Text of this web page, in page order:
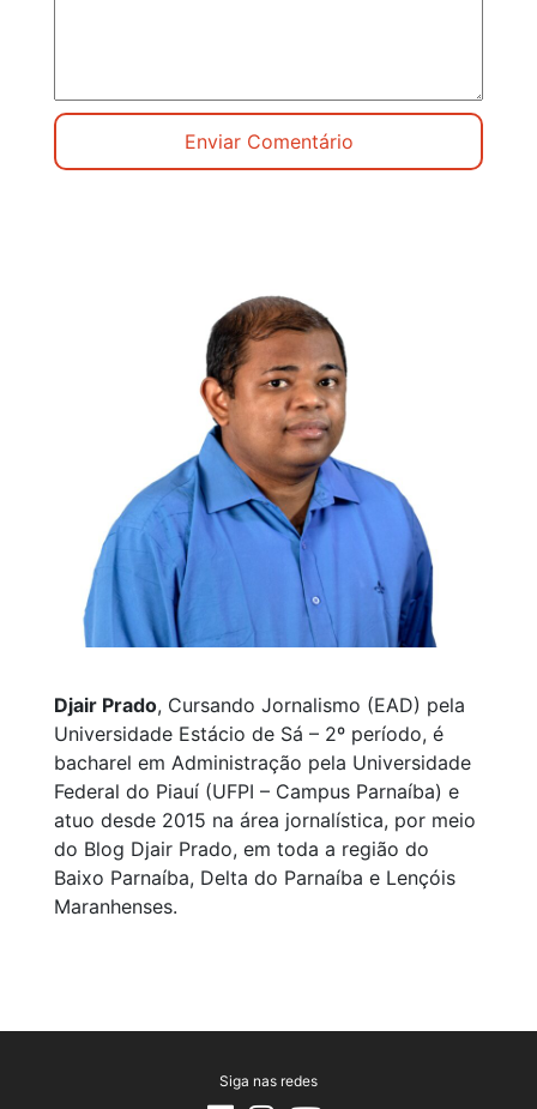
Djair Prado, Cursando Jornalismo (EAD) pela
Universidade Estácio de Sá – 2º período, é
bacharel em Administração pela Universidade
Federal do Piauí (UFPI – Campus Parnaíba) e
atuo desde 2015 na área jornalística, por meio
do Blog Djair Prado, em toda a região do
Baixo Parnaíba, Delta do Parnaíba e Lençóis
Maranhenses.
Siga nas redes